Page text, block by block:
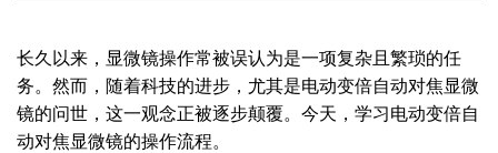
长久以来，显微镜操作常被误认为是一项复杂且繁琐的任
务。然而，随着科技的进步，尤其是电动变倍自动对焦显微
镜的问世，这一观念正被逐步颠覆。今天，学习电动变倍自
动对焦显微镜的操作流程。